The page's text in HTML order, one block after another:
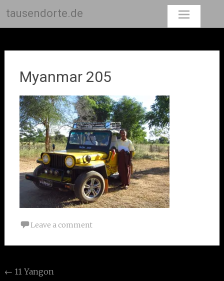
tausendorte.de
Myanmar 205
Leave a comment
Post
← 11 Yangon